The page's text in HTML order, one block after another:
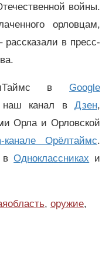
войны.
орловцам,
в пресс-
в Google
канал вДзен,
Орла и Орловской
канале Орёлтаймс.
вОдноклассниках и
, оружие,